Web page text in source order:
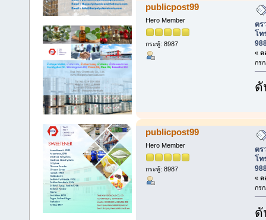
publicpost99
Hero Member
กระทู้: 8987
ตร
โท
« ต
กร
ดั
publicpost99
Hero Member
กระทู้: 8987
ตร
โท
« ต
กร
ดั